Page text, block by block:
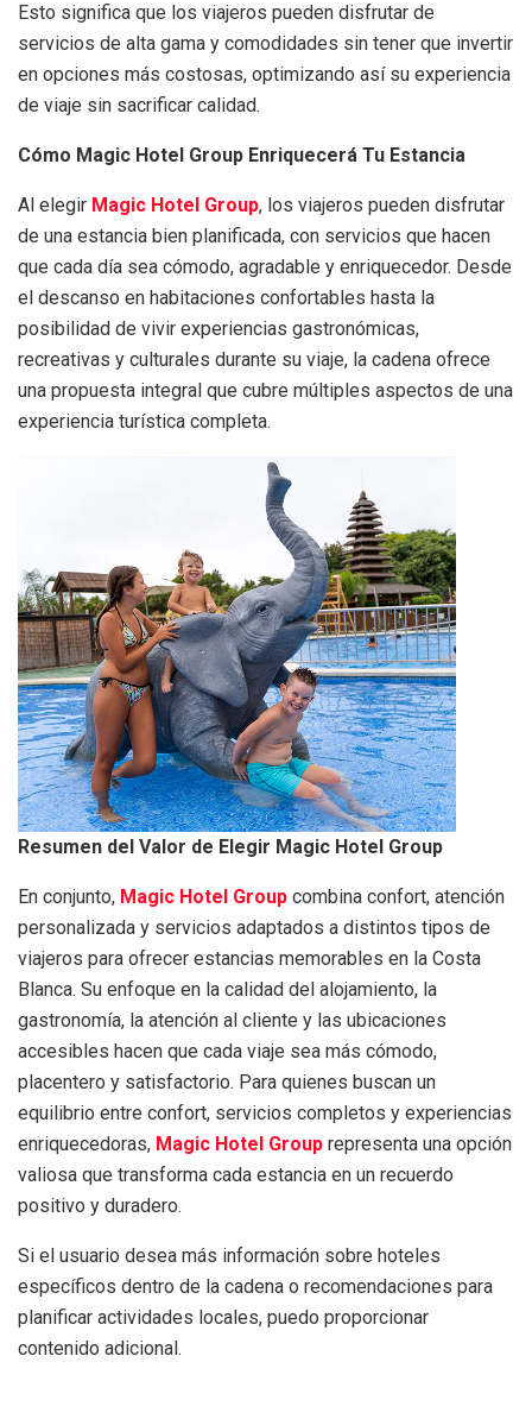
Esto significa que los viajeros pueden disfrutar de
servicios de alta gama y comodidades sin tener que invertir
en opciones más costosas, optimizando así su experiencia
de viaje sin sacrificar calidad.
Cómo Magic Hotel Group Enriquecerá Tu Estancia
Al elegir Magic Hotel Group, los viajeros pueden disfrutar
de una estancia bien planificada, con servicios que hacen
que cada día sea cómodo, agradable y enriquecedor. Desde
el descanso en habitaciones confortables hasta la
posibilidad de vivir experiencias gastronómicas,
recreativas y culturales durante su viaje, la cadena ofrece
una propuesta integral que cubre múltiples aspectos de una
experiencia turística completa.
Resumen del Valor de Elegir Magic Hotel Group
En conjunto, Magic Hotel Group combina confort, atención
personalizada y servicios adaptados a distintos tipos de
viajeros para ofrecer estancias memorables en la Costa
Blanca. Su enfoque en la calidad del alojamiento, la
gastronomía, la atención al cliente y las ubicaciones
accesibles hacen que cada viaje sea más cómodo,
placentero y satisfactorio. Para quienes buscan un
equilibrio entre confort, servicios completos y experiencias
enriquecedoras, Magic Hotel Group representa una opción
valiosa que transforma cada estancia en un recuerdo
positivo y duradero.
Si el usuario desea más información sobre hoteles
específicos dentro de la cadena o recomendaciones para
planificar actividades locales, puedo proporcionar
contenido adicional.